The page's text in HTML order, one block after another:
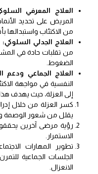
العلاج المعرفي
المريض على تحديد
من الاكتئاب واستبدالها
العلاج الجدلي السلوكي:
من تقلبات حادة في
الضغوط.
العلاج الجماعي ودعم
النفسية في مواجهة
إلى العزلة، حيث يهدف
كسر العزلة من خلال
يقلل من شعور الوصمة
رؤية مرضى آخرين
الاستمرار.
تطوير المهارات
الجلسات الجماعية
الانعزال.